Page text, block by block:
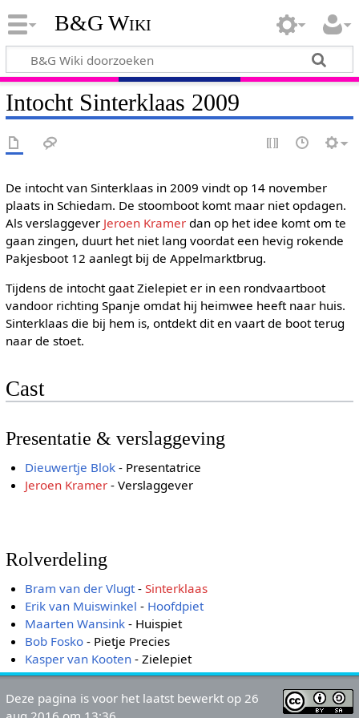
B&G Wiki
Intocht Sinterklaas 2009
De intocht van Sinterklaas in 2009 vindt op 14 november
plaats in Schiedam. De stoomboot komt maar niet opdagen.
Als verslaggever Jeroen Kramerdan op het idee komt om te
gaan zingen, duurt het niet lang voordat een hevig rokende
Pakjesboot 12 aanlegt bij de Appelmarktbrug.
Tijdens de intocht gaat Zielepiet er in een rondvaartboot
vandoor richting Spanje omdat hij heimwee heeft naar huis.
Sinterklaas die bij hem is, ontdekt dit en vaart de boot terug
naar de stoet.
Cast
Presentatie & verslaggeving
Dieuwertje Blok - Presentatrice
Jeroen Kramer - Verslaggever
Rolverdeling
Bram van der Vlugt -Sinterklaas
Erik van Muiswinkel - Hoofdpiet
Maarten Wansink - Huispiet
Bob Fosko - Pietje Precies
Kasper van Kooten - Zielepiet
Deze pagina is voor het laatst bewerkt op 26